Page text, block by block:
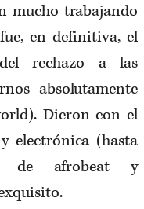
mucho trabajando
en definitiva, el
rechazo a las
absolutamente
Dieron con el
electrónica (hasta
de afrobeat y